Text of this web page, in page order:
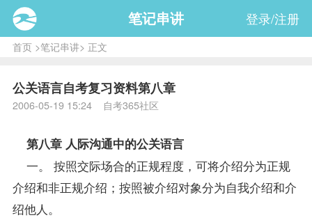
笔记串讲 登录/注册
首页>笔记串讲> 正文
公关语言自考复习资料第八章
2006-05-19 15:24 自考365社区
第八章 人际沟通中的公关语言
一。 按照交际场合的正规程度，可将介绍分为正规
介绍和非正规介绍；按照被介绍对象分为自我介绍和介
绍他人。